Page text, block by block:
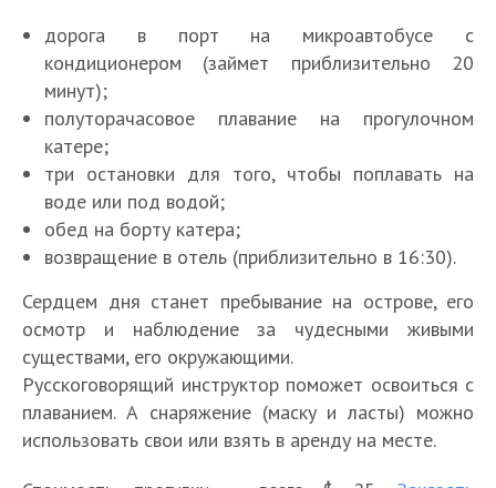
дорога в порт на микроавтобусе с
кондиционером (займет приблизительно 20
минут);
полуторачасовое плавание на прогулочном
катере;
три остановки для того, чтобы поплавать на
воде или под водой;
обед на борту катера;
возвращение в отель (приблизительно в 16:30).
Сердцем дня станет пребывание на острове, его
осмотр и наблюдение за чудесными живыми
существами, его окружающими.
Русскоговорящий инструктор поможет освоиться с
плаванием. А снаряжение (маску и ласты) можно
использовать свои или взять в аренду на месте.